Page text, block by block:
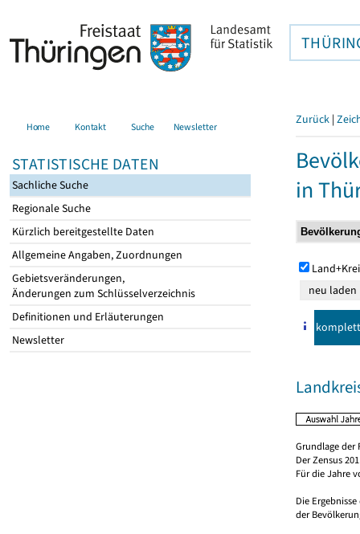
Home Kontakt Suche Newsletter
STATISTISCHE DATEN
Sachliche Suche
Regionale Suche
Kürzlich bereitgestellte Daten
Allgemeine Angaben, Zuordnungen
Gebietsveränderungen,
Änderungen zum Schlüsselverzeichnis
Definitionen und Erläuterungen
Newsletter
Zurück |
in
komplett
Grundlage der
Der Zensus
Für die Jahre
Die
der